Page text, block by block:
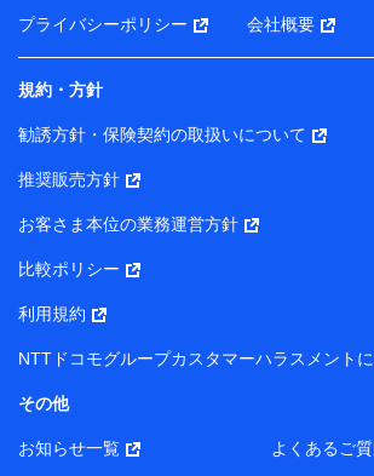
サービス・商品等に関するご提案や広告
ことがあります。）
各種セミナーの開催のため
コンサルティングサービスの実施のため
アンケートやキャンペーン等の実施のた
上記に係る案内・手続き・管理等付帯業
所・代表者名】
り）
株式会社NTTドコモ・フィナンシャルグル
社長 廣井 孝史
東京都中央区日本橋人形町2-14-10 アーバ
株式会社ドコモ・インシュアランス 代
プライバシーポリシー 会社概要
規約・方針
勧誘方針・保険契約の取扱いについて
推奨販売方針
お客さま本位の業務運営方針
比較ポリシー
利用規約
NTTドコモグループカスタマーハラスメント
その他
お知らせ一覧 よくあるご質